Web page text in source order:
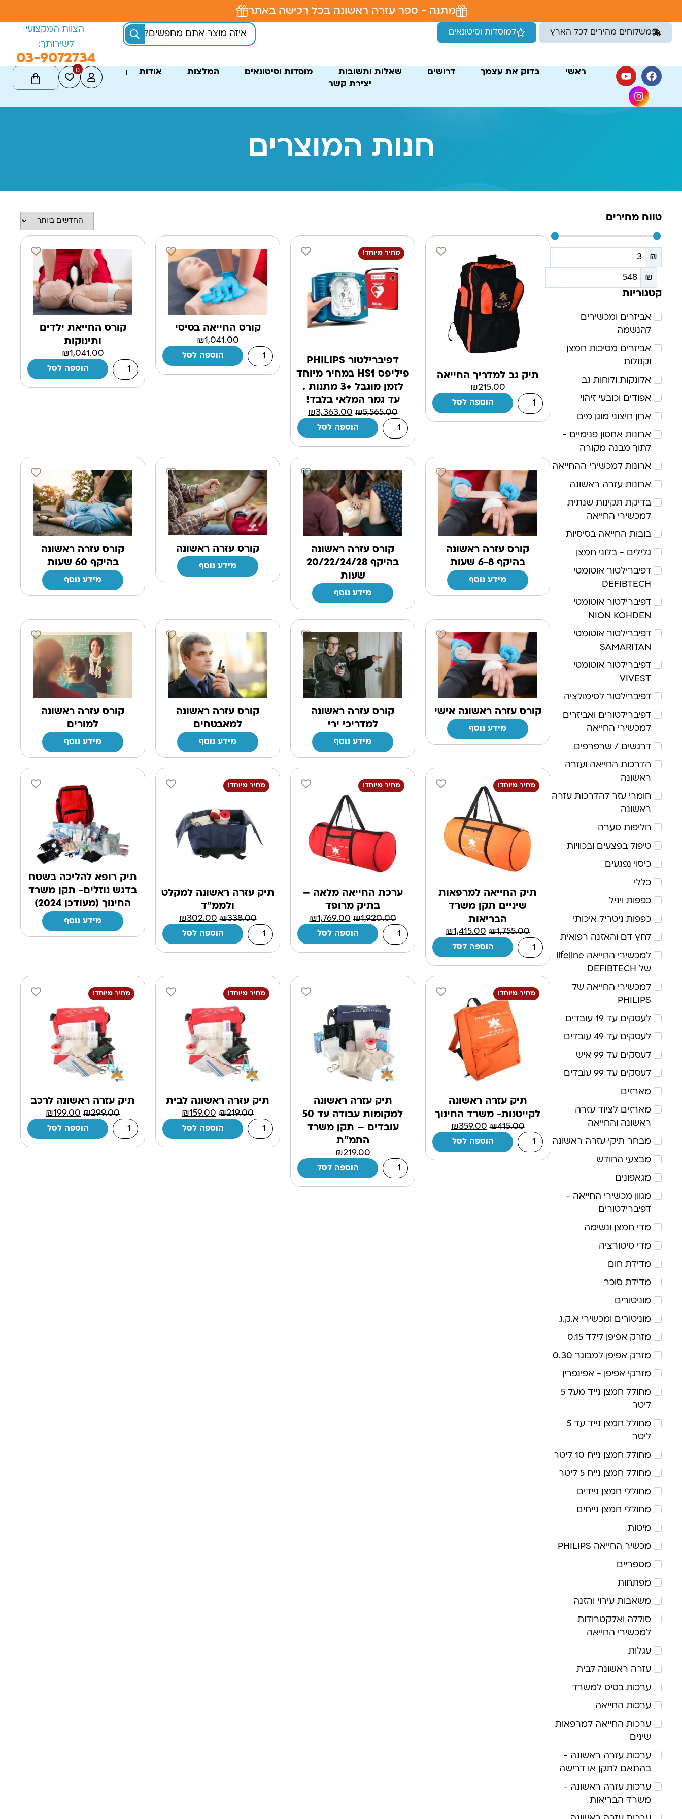
מתנה - ספר עזרה ראשונה בכל רכישה באתר
משלוחים מהירים לכל הארץ למוסדות וסיטונאים
הצוות המקצועי
לשירותך:
03-9072734
ראשי בדוק את עצמך דרושים שאלות ותשובות מוסדות וסיטונאים המלצות
אודות
יצירת קשר
0
חנות המוצרים
טווח מחירים
₪
₪
קטגוריות
אביזרים ומכשירים
להנשמה
אביזרים מסיכות חמצן
וקנולות
אלונקות ולוחות גב
אפודים וכובעי זיהוי
ארון חיצוני מוגן מים
ארונות אחסון פנימיים -
לתוך מבנה מקורה
ארונות למכשירי ההחייאה
ארונות עזרה ראשונה
בדיקת תקינות שנתית
למכשירי החייאה
בובות החייאה בסיסיות
גלילים - בלוני חמצן
דפיברילטור אוטומטי
DEFIBTECH
דפיברילטור אוטומטי
NION KOHDEN
דפיברילטור אוטומטי
SAMARITAN
דפיברילטור אוטומטי
VIVEST
דפיברילטור לסימולציה
דפיברילטורים ואביזרים
למכשירי החייאה
דרגשים / שרפרפים
הדרכות החייאה ועזרה
ראשונה
חומרי עזר להדרכות עזרה
ראשונה
חליפות סערה
טיפול בפצעים ובכוויות
כיסוי נפגעים
כללי
כפפות ויניל
כפפות ניטריל איכותי
לחץ דם והאזנה רפואית
למכשירי החייאה lifeline
של DEFIBTECH
למכשירי החייאה של
PHILIPS
לעסקים עד 19 עובדים
לעסקים עד 49 עובדים
לעסקים עד 99 איש
לעסקים עד 99 עובדים
מארזים
מארזים לציוד עזרה
ראשונה והחייאה
מבחר תיקי עזרה ראשונה
מבצעי החודש
מגאפונים
מגוון מכשירי החייאה -
דפיברילטורים
מדי חמצן ונשימה
מדי סיטורציה
מדידת חום
מדידת סוכר
מוניטורים
מוניטורים ומכשירי א.ק.ג
מזרק אפיפן לילד 0.15
מזרק אפיפן למבוגר 0.30
מזרקי אפיפן - אפינפרין
מחולל חמצן נייד מעל 5
ליטר
מחולל חמצן נייד עד 5
ליטר
מחולל חמצן נייח 10 ליטר
מחולל חמצן נייח 5 ליטר
מחוללי חמצן ניידים
מחוללי חמצן נייחים
מיטות
מכשיר החייאה PHILIPS
מספריים
מפתחות
משאבות עירוי והזנה
סוללה ואלקטרודות
למכשירי החייאה
עגלות
עזרה ראשונה לבית
ערכות בסיס למשרד
ערכות החייאה
ערכות החייאה למרפאות
שינים
ערכות עזרה ראשונה -
בהתאם לתקן או דרישה
ערכות עזרה ראשונה -
משרד הבריאות
תיק גב למדריך החייאה
₪215.00
הוספה לסל
מחיר מיוחד!
דפיברילטור PHILIPS
פיליפס HS1 במחיר מיוחד
לזמן מוגבל +3 מתנות .
עד גמר המלאי בלבד!
₪5,565.00
₪3,363.00
הוספה לסל
קורס החייאה בסיסי
₪1,041.00
הוספה לסל
קורס החייאת ילדים
ותינוקות
₪1,041.00
הוספה לסל
קורס עזרה ראשונה
בהיקף 6-8 שעות
מידע נוסף
קורס עזרה ראשונה
בהיקף 20/22/24/28
שעות
מידע נוסף
קורס עזרה ראשונה
מידע נוסף
קורס עזרה ראשונה
בהיקף 60 שעות
מידע נוסף
קורס עזרה ראשונה אישי
מידע נוסף
קורס עזרה ראשונה
למדריכי ירי
מידע נוסף
קורס עזרה ראשונה
למאבטחים
מידע נוסף
קורס עזרה ראשונה
למורים
מידע נוסף
מחיר מיוחד!
תיק החייאה למרפאות
שיניים תקן משרד
הבריאות
₪1,755.00
₪1,415.00
הוספה לסל
מחיר מיוחד!
ערכת החייאה מלאה –
בתיק מרופד
₪1,920.00
₪1,769.00
הוספה לסל
מחיר מיוחד!
תיק עזרה ראשונה למקלט
ולממ"ד
₪338.00
₪302.00
הוספה לסל
תיק רופא להליכה בשטח
בדגש נוזלים- תקן משרד
החינוך (מעודכן 2024)
מידע נוסף
מחיר מיוחד!
תיק עזרה ראשונה
לקייטנות- משרד החינוך
₪415.00
₪359.00
הוספה לסל
תיק עזרה ראשונה
למקומות עבודה עד 50
עובדים – תקן משרד
התמ"ת
₪219.00
הוספה לסל
מחיר מיוחד!
תיק עזרה ראשונה לבית
₪219.00
₪159.00
הוספה לסל
מחיר מיוחד!
תיק עזרה ראשונה לרכב
₪299.00
₪199.00
הוספה לסל